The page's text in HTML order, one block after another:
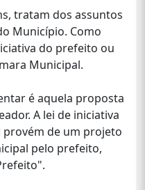
tratam dos assuntos
Município. Como
do prefeito ou
Municipal.
é aquela proposta
A lei de iniciativa
de um projeto
pelo prefeito,